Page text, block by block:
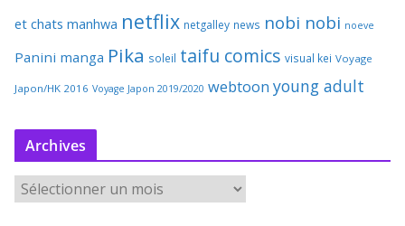
et chats manhwa netflix netgalley news nobi nobi noeve
Panini manga Pika soleil taifu comics visual kei Voyage
Japon/HK 2016 Voyage Japon 2019/2020 webtoon young adult
Archives
r